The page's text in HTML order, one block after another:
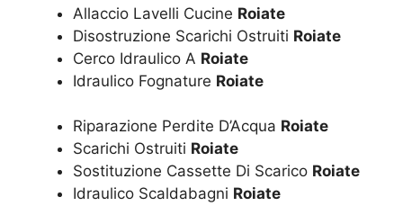
Allaccio Lavelli Cucine Roiate
Disostruzione Scarichi Ostruiti Roiate
Cerco Idraulico A Roiate
Idraulico Fognature Roiate
Riparazione Perdite D’Acqua Roiate
Scarichi Ostruiti Roiate
Sostituzione Cassette Di Scarico Roiate
Idraulico Scaldabagni Roiate